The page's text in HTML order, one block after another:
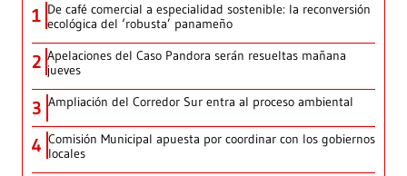
1 De café comercial a especialidad sostenible: la reconversión
ecológica del ‘robusta’ panameño
2 Apelaciones del Caso Pandora serán resueltas mañana
jueves
3 Ampliación del Corredor Sur entra al proceso ambiental
4 Comisión Municipal apuesta por coordinar con los gobiernos
locales